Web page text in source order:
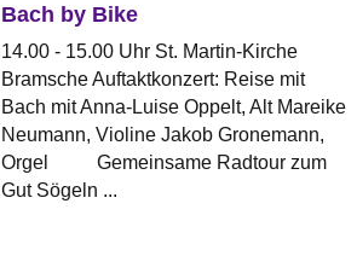
Bach by Bike
14.00 - 15.00 Uhr St. Martin-Kirche
Bramsche Auftaktkonzert: Reise mit
Bach mit Anna-Luise Oppelt, Alt Mareike
Neumann, Violine Jakob Gronemann,
Orgel Gemeinsame Radtour zum
Gut Sögeln ...